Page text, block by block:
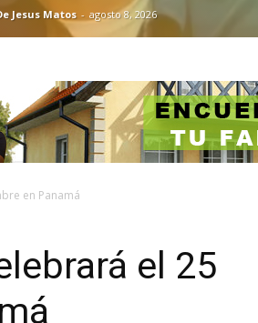
Jesus Matos - agosto 8, 2026
en Panamá
el 25